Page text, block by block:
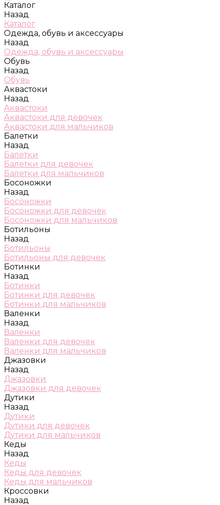
Каталог
Назад
Каталог
Одежда, обувь и аксессуары
Назад
Одежда, обувь и аксессуары
Обувь
Назад
Обувь
Аквастоки
Назад
Аквастоки
Аквастоки для девочек
Аквастоки для мальчиков
Балетки
Назад
Балетки
Балетки для девочек
Балетки для мальчиков
Босоножки
Назад
Босоножки
Босоножки для девочек
Босоножки для мальчиков
Ботильоны
Назад
Ботильоны
Ботильоны для девочек
Ботинки
Назад
Ботинки
Ботинки для девочек
Ботинки для мальчиков
Валенки
Назад
Валенки
Валенки для девочек
Валенки для мальчиков
Джазовки
Назад
Джазовки
Джазовки для девочек
Дутики
Назад
Дутики
Дутики для девочек
Дутики для мальчиков
Кеды
Назад
Кеды
Кеды для девочек
Кеды для мальчиков
Кроссовки
Назад